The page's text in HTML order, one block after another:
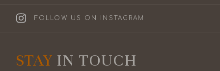
FOLLOW US ON INSTAGRAM
STAY IN TOUCH